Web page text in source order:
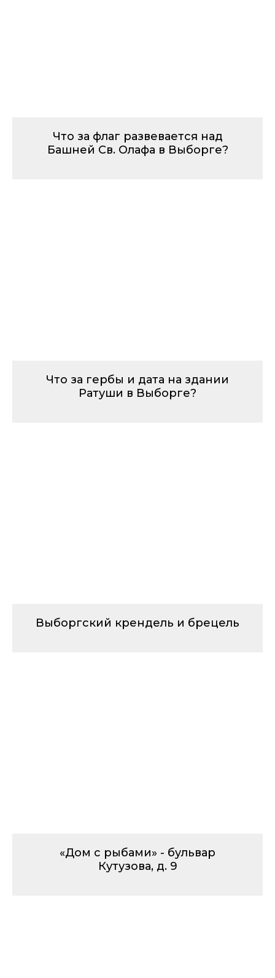
Что за флаг развевается над
Башней Св. Олафа в Выборге?
Что за гербы и дата на здании
Ратуши в Выборге?
Выборгский крендель и брецель
«Дом с рыбами» - бульвар
Кутузова, д. 9